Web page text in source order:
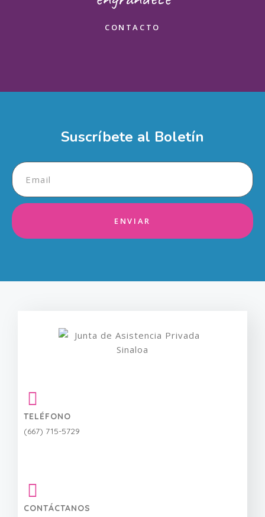
CONTACTO
Suscríbete al Boletín
ENVIAR
TELÉFONO
(667) 715-5729
CONTÁCTANOS
¡Muchas gracias por sumarte!
Apellidos